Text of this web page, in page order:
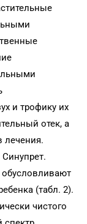
и трофику их
отек, а
лечения.
(табл. 2).
чистого